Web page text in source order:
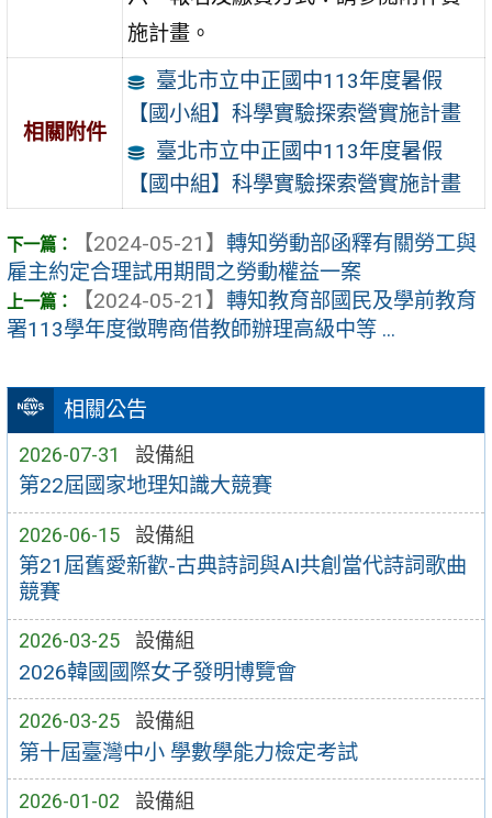
相關公告
2026-07-31 設備組
第22屆國家地理知識大競賽
2026-06-15 設備組
第21屆舊愛新歡-古典詩詞與AI共創當代詩詞歌曲
競賽
2026-03-25 設備組
2026韓國國際女子發明博覽會
2026-03-25 設備組
第十屆臺灣中小 學數學能力檢定考試
2026-01-02 設備組
施計畫。
相關附件
臺北市立中正國中113年度暑假
【國小組】科學實驗探索營實施計畫
臺北市立中正國中113年度暑假
【國中組】科學實驗探索營實施計畫
【2024-05-21】 轉知勞動部函釋有關勞工與
雇主約定合理試用期間之勞動權益一案
【2024-05-21】 轉知教育部國民及學前教育
署113學年度徵聘商借教師辦理高級中等 ...